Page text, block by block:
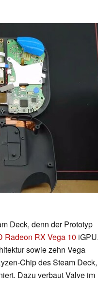
Deck, denn der Prototyp
Radeon RX Vega 10 iGPU.
sowie zehn Vega
Chip des Steam Deck,
Dazu verbaut Valve im